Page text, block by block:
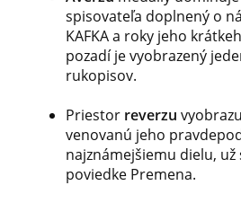
spisovateľa doplnený o
KAFKA a roky jeho
pozadí je vyobrazený
rukopisov.
Priestor reverzu
venovanú jeho
najznámejšiemu dielu,
poviedke Premena.